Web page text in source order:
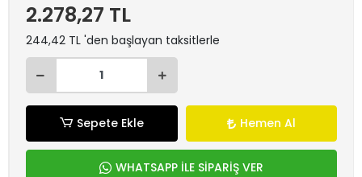
2.278,27 TL
244,42 TL 'den başlayan taksitlerle
Sepete Ekle Hemen Al
WHATSAPP İLE SİPARİŞ VER